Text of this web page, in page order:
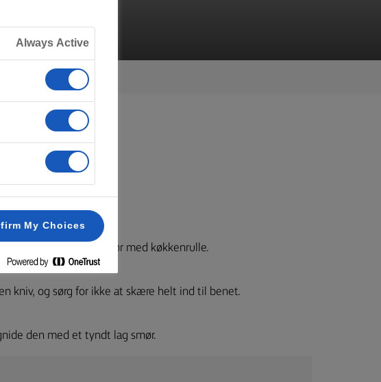
og dup den tør med køkkenrulle.
kniv, og sørg for ikke at skære helt ind til benet.
den med et tyndt lag smør.
Always Active
My Choices